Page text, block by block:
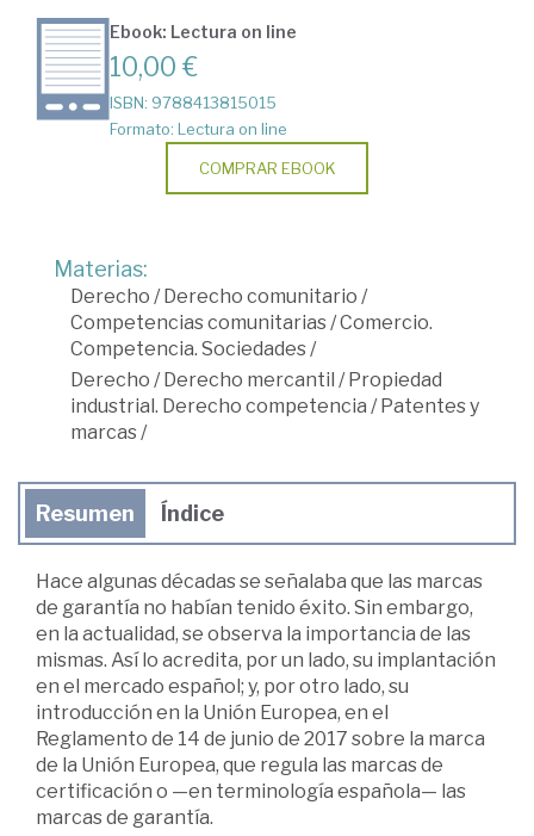
Ebook: Lectura on line
10,00 €
ISBN: 9788413815015
Formato: Lectura on line
COMPRAR EBOOK
Materias:
Derecho / Derecho comunitario /
Competencias comunitarias/Comercio.
Competencia. Sociedades/
Derecho / Derecho mercantil / Propiedad
industrial. Derecho competencia / Patentes y
marcas/
Resumen Índice
Hace algunas décadas se señalaba que las marcas
de garantía no habían tenido éxito. Sin embargo,
en la actualidad, se observa la importancia de las
mismas. Así lo acredita, por un lado, su implantación
en el mercado español; y, por otro lado, su
introducción en la Unión Europea, en el
Reglamento de 14 de junio de 2017 sobre la marca
de la Unión Europea, que regula las marcas de
certificación o —en terminología española— las
marcas de garantía.